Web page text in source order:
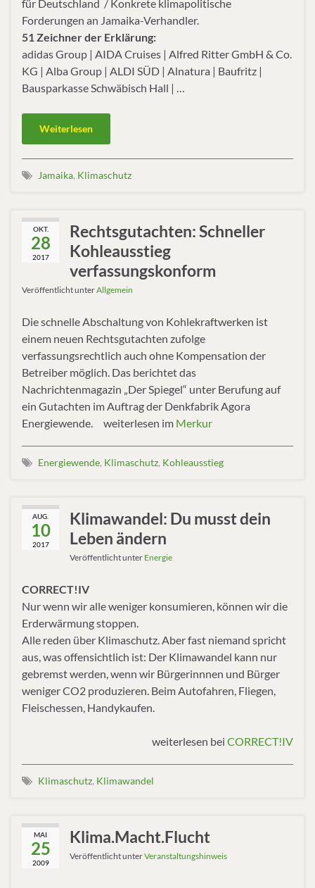
für Deutschland / Konkrete klimapolitische
Forderungen an Jamaika-Verhandler.
51 Zeichner der Erklärung:
adidas Group | AIDA Cruises | Alfred Ritter GmbH & Co.
KG | Alba Group | ALDI SÜD | Alnatura | Baufritz |
Bausparkasse Schwäbisch Hall | …
Weiterlesen
Jamaika, Klimaschutz
OKT.
28
2017
Rechtsgutachten: Schneller
Kohleausstieg
verfassungskonform
Veröffentlicht unterAllgemein
Die schnelle Abschaltung von Kohlekraftwerken ist
einem neuen Rechtsgutachten zufolge
verfassungsrechtlich auch ohne Kompensation der
Betreiber möglich. Das berichtet das
Nachrichtenmagazin „Der Spiegel“ unter Berufung auf
ein Gutachten im Auftrag der Denkfabrik Agora
Energiewende. weiterlesen im Merkur
Energiewende, Klimaschutz, Kohleausstieg
AUG.
10
2017
Klimawandel: Du musst dein
Leben ändern
Veröffentlicht unter Energie
CORRECT!IV
Nur wenn wir alle weniger konsumieren, können wir die
Erderwärmung stoppen.
Alle reden über Klimaschutz. Aber fast niemand spricht
aus, was offensichtlich ist: Der Klimawandel kann nur
gebremst werden, wenn wir Bürgerinnnen und Bürger
weniger CO2 produzieren. Beim Autofahren, Fliegen,
Fleischessen, Handykaufen.
weiterlesen bei CORRECT!IV
Klimaschutz, Klimawandel
MAI
25
2009
Klima.Macht.Flucht
Veröffentlicht unterVeranstaltungshinweis